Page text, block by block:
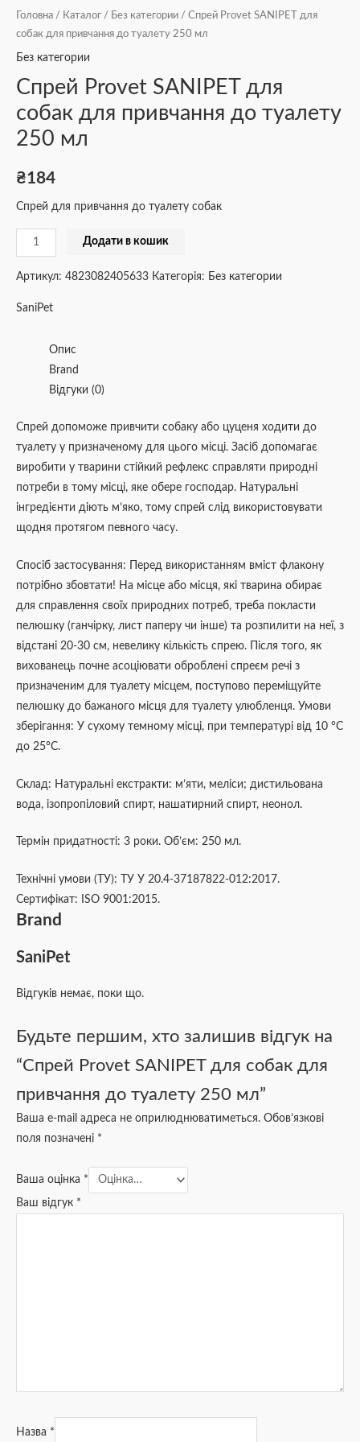
Головна / Каталог / Без категории / Спрей Provet SANIPET для
собак для привчання до туалету 250 мл
Без категории
Спрей Provet SANIPET для
собак для привчання до туалету
250 мл
₴184
Спрей для привчання до туалету собак
Додати в кошик
Артикул: 4823082405633 Категорія: Без категории
SaniPet
Опис
Brand
Відгуки (0)
Спрей допоможе привчити собаку або цуценя ходити до
туалету у призначеному для цього місці. Засіб допомагає
виробити у тварини стійкий рефлекс справляти природні
потреби в тому місці, яке обере господар. Натуральні
інгредієнти діють м’яко, тому спрей слід використовувати
щодня протягом певного часу.
Спосіб застосування: Перед використанням вміст флакону
потрібно збовтати! На місце або місця, які тварина обирає
для справлення своїх природних потреб, треба покласти
пелюшку (ганчірку, лист паперу чи інше) та розпилити на неї, з
відстані 20-30 см, невелику кількість спрею. Після того, як
вихованець почне асоціювати оброблені спреєм речі з
призначеним для туалету місцем, поступово переміщуйте
пелюшку до бажаного місця для туалету улюбленця. Умови
зберігання: У сухому темному місці, при температурі від 10 °С
до 25°С.
Склад: Натуральні екстракти: м’яти, меліси; дистильована
вода, ізопропіловий спирт, нашатирний спирт, неонол.
Термін придатності: 3 роки. Об’єм: 250 мл.
Технічні умови (ТУ): ТУ У 20.4-37187822-012:2017.
Сертифікат: ISO 9001:2015.
Brand
SaniPet
Відгуків немає, поки що.
Будьте першим, хто залишив відгук на
“Спрей Provet SANIPET для собак для
привчання до туалету 250 мл”
Ваша e-mail адреса не оприлюднюватиметься. Обов’язкові
поля позначені *
Ваша оцінка *
Ваш відгук *
Назва *